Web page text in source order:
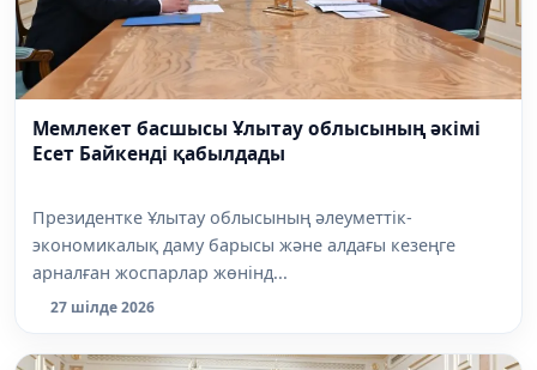
Мемлекет басшысы Ұлытау облысының әкімі
Есет Байкенді қабылдады
Президентке Ұлытау облысының әлеуметтік-
экономикалық даму барысы және алдағы кезеңге
арналған жоспарлар жөнінд...
27 шілде 2026